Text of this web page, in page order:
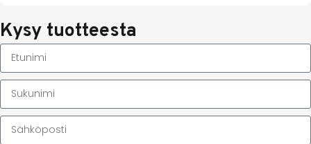
Kysy tuotteesta